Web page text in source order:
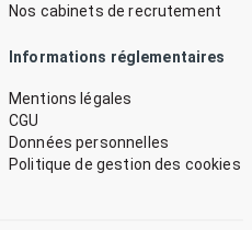
Nos cabinets de recrutement
Informations réglementaires
Mentions légales
CGU
Données personnelles
Politique de gestion des cookies